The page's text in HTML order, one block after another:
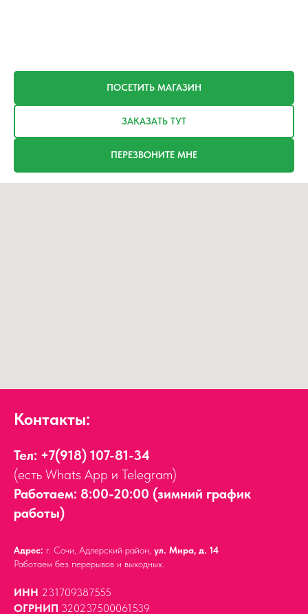
ПОСЕТИТЬ МАГАЗИН
ЗАКАЗАТЬ ТУТ
ПЕРЕЗВОНИТЕ МНЕ
Контакты:
Тел: +7(918) 107-81-34
(есть Whats App и Telegram)
Работаем: 8:00-20:00 (зимний график
работы)
Адрес: г. Сочи, Адлерский район, ул. Мира, д. 14
Работаем без перерывов и выходных.
ИНН 231709387555
ОГРНИП 320237500061539